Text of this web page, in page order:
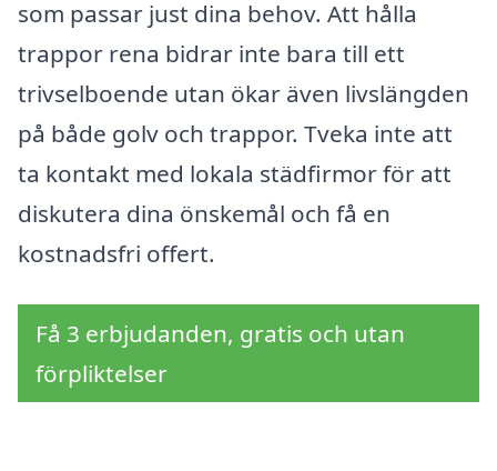
som passar just dina behov. Att hålla
trappor rena bidrar inte bara till ett
trivselboende utan ökar även livslängden
på både golv och trappor. Tveka inte att
ta kontakt med lokala städfirmor för att
diskutera dina önskemål och få en
kostnadsfri offert.
Få 3 erbjudanden, gratis och utan
förpliktelser